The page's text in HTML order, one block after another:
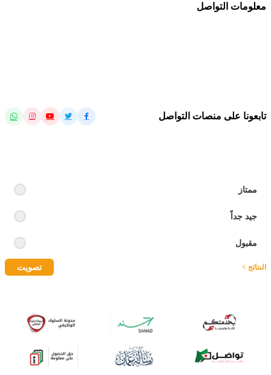
معلومات التواصل
تابعونا على منصات التواصل
ممتاز
جيد جداً
مقبول
تصويت النتائج >